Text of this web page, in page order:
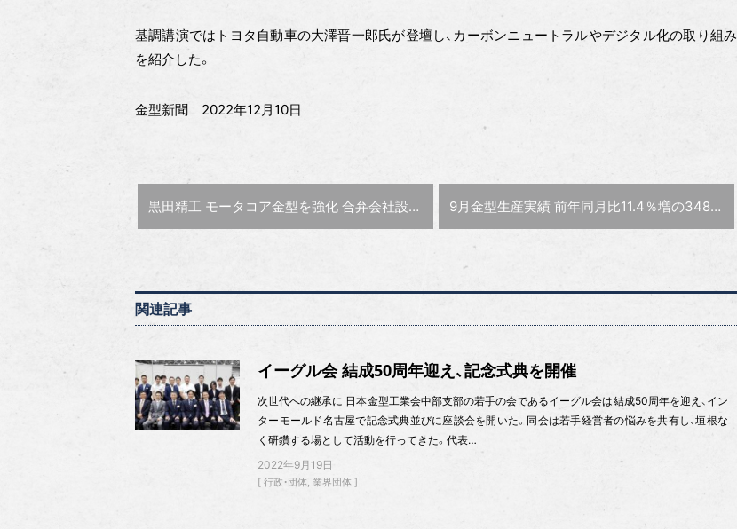
基調講演ではトヨタ自動車の大澤晋一郎氏が登壇し、カーボンニュートラルやデジタル化の取り組み
を紹介した。
金型新聞 2022年12月10日
前の記事 :
黒田精工 モータコア金型を強化 合弁会社設立、工場増設 次の記事 :
9月金型生産実績 前年同月比11.4％増の348億8600万円
関連記事
イーグル会 結成50周年迎え、記念式典を開催
次世代への継承に 日本金型工業会中部支部の若手の会であるイーグル会は結成50周年を迎え、イン
ターモールド名古屋で記念式典並びに座談会を開いた。同会は若手経営者の悩みを共有し、垣根な
く研鑽する場として活動を行ってきた。代表…
2022年9月19日
行政・団体 業界団体